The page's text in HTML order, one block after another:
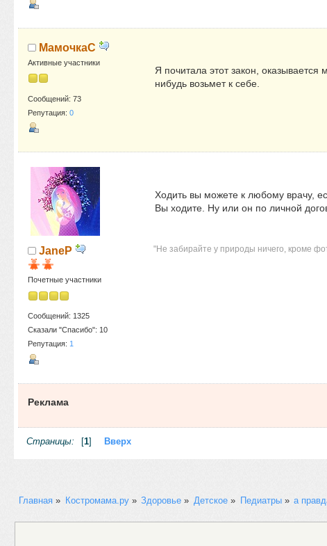
МамочкаC
Активные участники
Сообщений: 73
Репутация: 0
Я почитала этот закон,
нибудь возьмет к себе.
JaneP
Почетные участники
Сообщений: 1325
Сказали "Спасибо": 10
Репутация: 1
Ходить вы можете к любому врачу,
Вы ходите. Ну или он по личной
"Не забирайте у природы ничего, кроме
Реклама
Страницы: 1 Вверх
Главная » Костромама.ру» Здоровье » Детское» Педиатры» а